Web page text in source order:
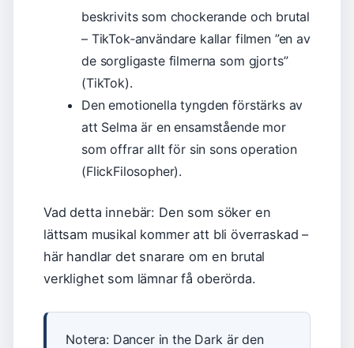
beskrivits som chockerande och brutal
– TikTok‑användare kallar filmen ”en av
de sorgligaste filmerna som gjorts”
(TikTok).
Den emotionella tyngden förstärks av
att Selma är en ensamstående mor
som offrar allt för sin sons operation
(FlickFilosopher).
Vad detta innebär: Den som söker en
lättsam musikal kommer att bli överraskad –
här handlar det snarare om en brutal
verklighet som lämnar få oberörda.
Notera: Dancer in the Dark är den